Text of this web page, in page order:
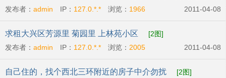
行
[2图]
发布者： admin IP： 127.0.*.* 浏览： 1966 2011-04-08
求租大兴区芳源里 菊园里 上林苑小区
[2图]
发布者： admin IP： 127.0.*.* 浏览： 2005 2011-04-08
自己住的，找个西北三环附近的房子中介勿扰
[2图]